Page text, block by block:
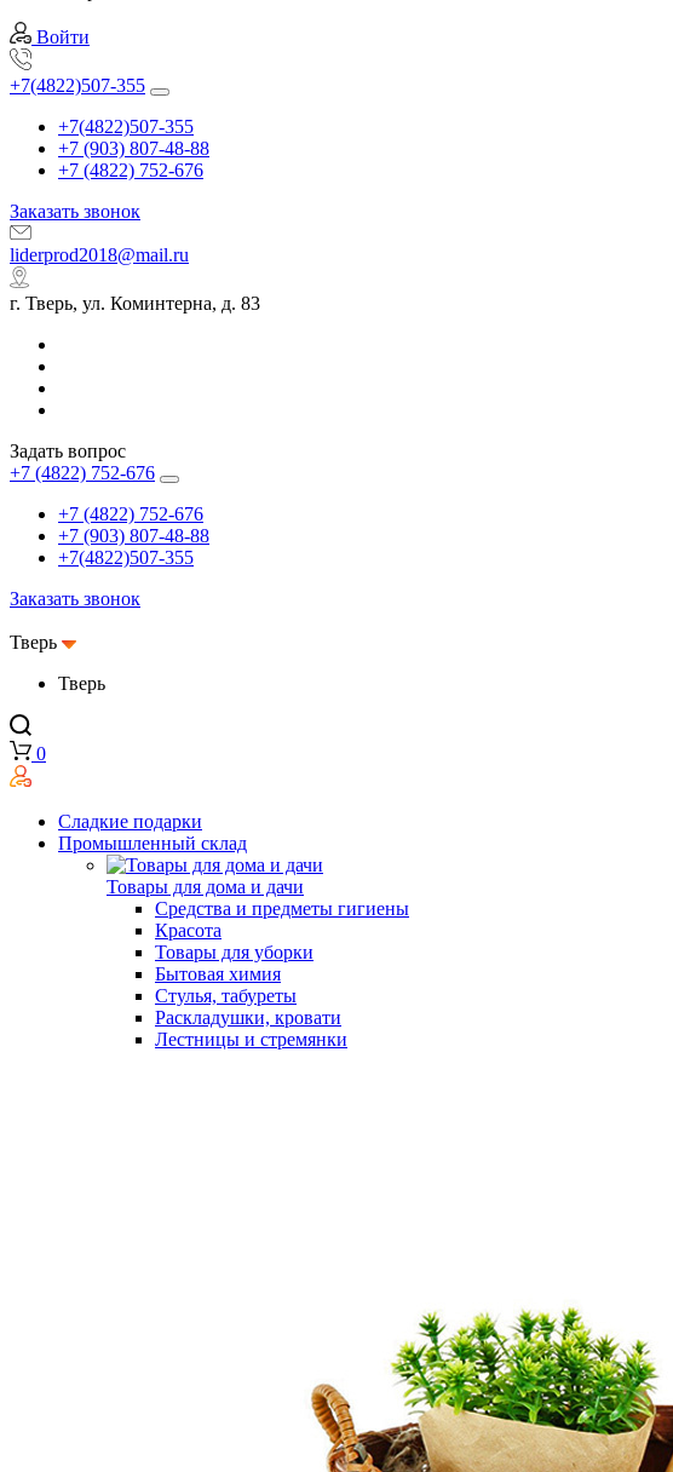
Войти
+7(4822)507-355
+7(4822)507-355
+7 (903) 807-48-88
+7 (4822) 752-676
Заказать звонок
liderprod2018@mail.ru
г. Тверь, ул. Коминтерна, д. 83
Задать вопрос
+7 (4822) 752-676
+7 (4822) 752-676
+7 (903) 807-48-88
+7(4822)507-355
Заказать звонок
Тверь
Тверь
0
Сладкие подарки
Промышленный склад
Товары для дома и дачи
Средства и предметы гигиены
Красота
Товары для уборки
Бытовая химия
Стулья, табуреты
Раскладушки, кровати
Лестницы и стремянки